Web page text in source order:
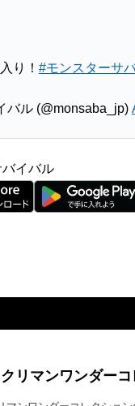
り！ #モンスターサ
ル (@monsaba_jp)
イバル
リマンワンダー